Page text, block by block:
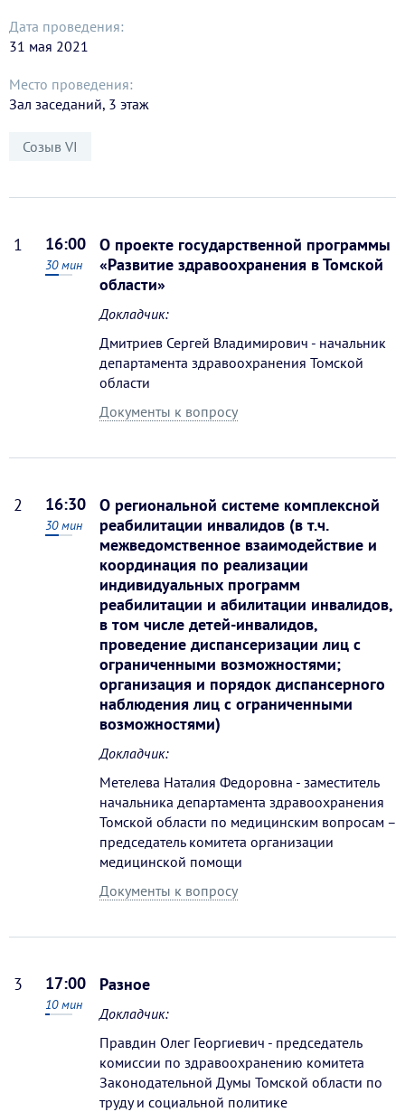
Дата проведения:
31 мая 2021
Место проведения:
Зал заседаний, 3 этаж
Созыв VI
1 16:00
30мин
О проекте государственной программы
«Развитие здравоохранения в Томской
области»
Докладчик:
Дмитриев Сергей Владимирович - начальник
департамента здравоохранения Томской
области
Документы к вопросу
2 16:30
30мин
О региональной системе комплексной
реабилитации инвалидов (в т.ч.
межведомственное взаимодействие и
координация по реализации
индивидуальных программ
реабилитации и абилитации инвалидов,
в том числе детей-инвалидов,
проведение диспансеризации лиц с
ограниченными возможностями;
организация и порядок диспансерного
наблюдения лиц с ограниченными
возможностями)
Докладчик:
Метелева Наталия Федоровна - заместитель
начальника департамента здравоохранения
Томской области по медицинским вопросам –
председатель комитета организации
медицинской помощи
Документы к вопросу
3 17:00
10мин
Разное
Докладчик:
Правдин Олег Георгиевич - председатель
комиссии по здравоохранению комитета
Законодательной Думы Томской области по
труду и социальной политике